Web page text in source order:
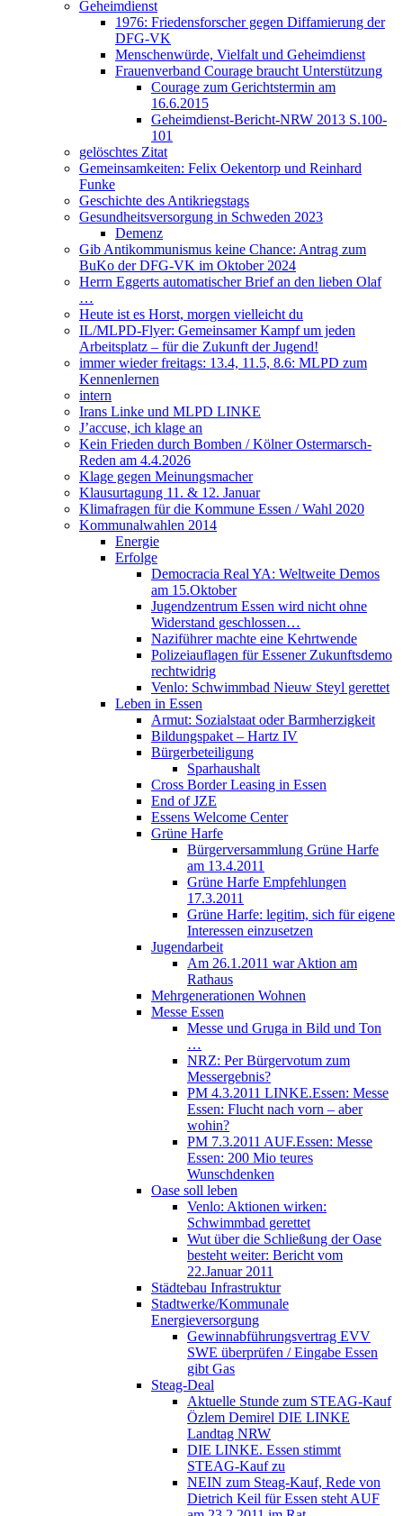
Geheimdienst
1976: Friedensforscher gegen Diffamierung der
DFG-VK
Menschenwürde, Vielfalt und Geheimdienst
Frauenverband Courage braucht Unterstützung
Courage zum Gerichtstermin am
16.6.2015
Geheimdienst-Bericht-NRW 2013 S.100-
101
gelöschtes Zitat
Gemeinsamkeiten: Felix Oekentorp und Reinhard
Funke
Geschichte des Antikriegstags
Gesundheitsversorgung in Schweden 2023
Demenz
Gib Antikommunismus keine Chance: Antrag zum
BuKo der DFG-VK im Oktober 2024
Herrn Eggerts automatischer Brief an den lieben Olaf
…
Heute ist es Horst, morgen vielleicht du
IL/MLPD-Flyer: Gemeinsamer Kampf um jeden
Arbeitsplatz – für die Zukunft der Jugend!
immer wieder freitags: 13.4, 11.5, 8.6: MLPD zum
Kennenlernen
intern
Irans Linke und MLPD LINKE
J’accuse, ich klage an
Kein Frieden durch Bomben / Kölner Ostermarsch-
Reden am 4.4.2026
Klage gegen Meinungsmacher
Klausurtagung 11. & 12. Januar
Klimafragen für die Kommune Essen / Wahl 2020
Kommunalwahlen 2014
Energie
Erfolge
Democracia Real YA: Weltweite Demos
am 15.Oktober
Jugendzentrum Essen wird nicht ohne
Widerstand geschlossen…
Naziführer machte eine Kehrtwende
Polizeiauflagen für Essener Zukunftsdemo
rechtwidrig
Venlo: Schwimmbad Nieuw Steyl gerettet
Leben in Essen
Armut: Sozialstaat oder Barmherzigkeit
Bildungspaket – Hartz IV
Bürgerbeteiligung
Sparhaushalt
Cross Border Leasing in Essen
End of JZE
Essens Welcome Center
Grüne Harfe
Bürgerversammlung Grüne Harfe
am 13.4.2011
Grüne Harfe Empfehlungen
17.3.2011
Grüne Harfe: legitim, sich für eigene
Interessen einzusetzen
Jugendarbeit
Am 26.1.2011 war Aktion am
Rathaus
Mehrgenerationen Wohnen
Messe Essen
Messe und Gruga in Bild und Ton
…
NRZ: Per Bürgervotum zum
Messergebnis?
PM 4.3.2011 LINKE.Essen: Messe
Essen: Flucht nach vorn – aber
wohin?
PM 7.3.2011 AUF.Essen: Messe
Essen: 200 Mio teures
Wunschdenken
Oase soll leben
Venlo: Aktionen wirken:
Schwimmbad gerettet
Wut über die Schließung der Oase
besteht weiter: Bericht vom
22.Januar 2011
Städtebau Infrastruktur
Stadtwerke/Kommunale
Energieversorgung
Gewinnabführungsvertrag EVV
SWE überprüfen / Eingabe Essen
gibt Gas
Steag-Deal
Aktuelle Stunde zum STEAG-Kauf
Özlem Demirel DIE LINKE
Landtag NRW
DIE LINKE. Essen stimmt
STEAG-Kauf zu
NEIN zum Steag-Kauf, Rede von
Dietrich Keil für Essen steht AUF